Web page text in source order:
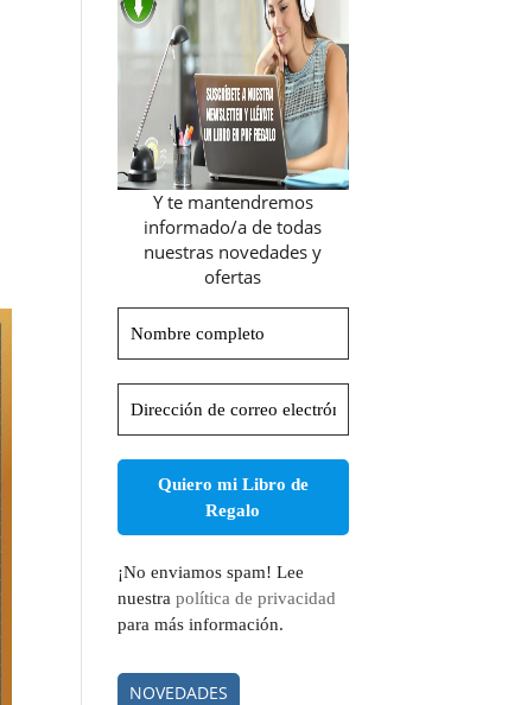
Y te mantendremos
informado/a de todas
nuestras novedades y
ofertas
completo
de
correo
electrónico
¡No enviamos spam! Lee
nuestrapolítica de privacidad
para más información.
NOVEDADES